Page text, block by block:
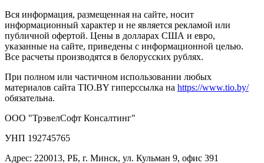
Вся информация, размещенная на сайте, носит
информационный характер и не является рекламой или
публичной офертой. Цены в долларах США и евро,
указанные на сайте, приведены с информационной целью.
Все расчеты производятся в белорусских рублях.
При полном или частичном использовании любых
материалов сайта TIO.BY гиперссылка на https://www.tio.by/
обязательна.
ООО "ТрэвелСофт Консалтинг"
УНП 192745765
Адрес: 220013, РБ, г. Минск, ул. Кульман 9, офис 391